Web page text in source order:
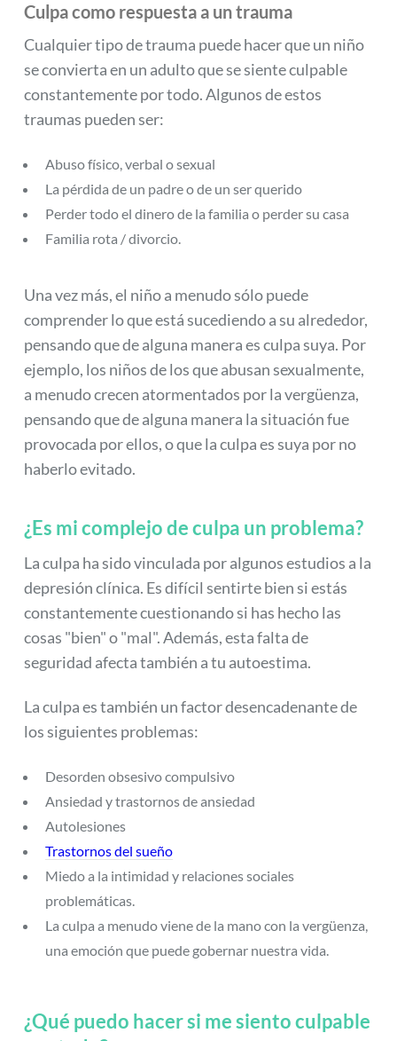
Culpa como respuesta a un trauma
Cualquier tipo de trauma puede hacer que un niño
se convierta en un adulto que se siente culpable
constantemente por todo. Algunos de estos
traumas pueden ser:
Abuso físico, verbal o sexual
La pérdida de un padre o de un ser querido
Perder todo el dinero de la familia o perder su casa
Familia rota / divorcio.
Una vez más, el niño a menudo sólo puede
comprender lo que está sucediendo a su alrededor,
pensando que de alguna manera es culpa suya. Por
ejemplo, los niños de los que abusan sexualmente,
a menudo crecen atormentados por la vergüenza,
pensando que de alguna manera la situación fue
provocada por ellos, o que la culpa es suya por no
haberlo evitado.
¿Es mi complejo de culpa un problema?
La culpa ha sido vinculada por algunos estudios a la
depresión clínica. Es difícil sentirte bien si estás
constantemente cuestionando si has hecho las
cosas "bien" o "mal". Además, esta falta de
seguridad afecta también a tu autoestima.
La culpa es también un factor desencadenante de
los siguientes problemas:
Desorden obsesivo compulsivo
Ansiedad y trastornos de ansiedad
Autolesiones
Trastornos del sueño
Miedo a la intimidad y relaciones sociales
problemáticas.
La culpa a menudo viene de la mano con la vergüenza,
una emoción que puede gobernar nuestra vida.
¿Qué puedo hacer si me siento culpable